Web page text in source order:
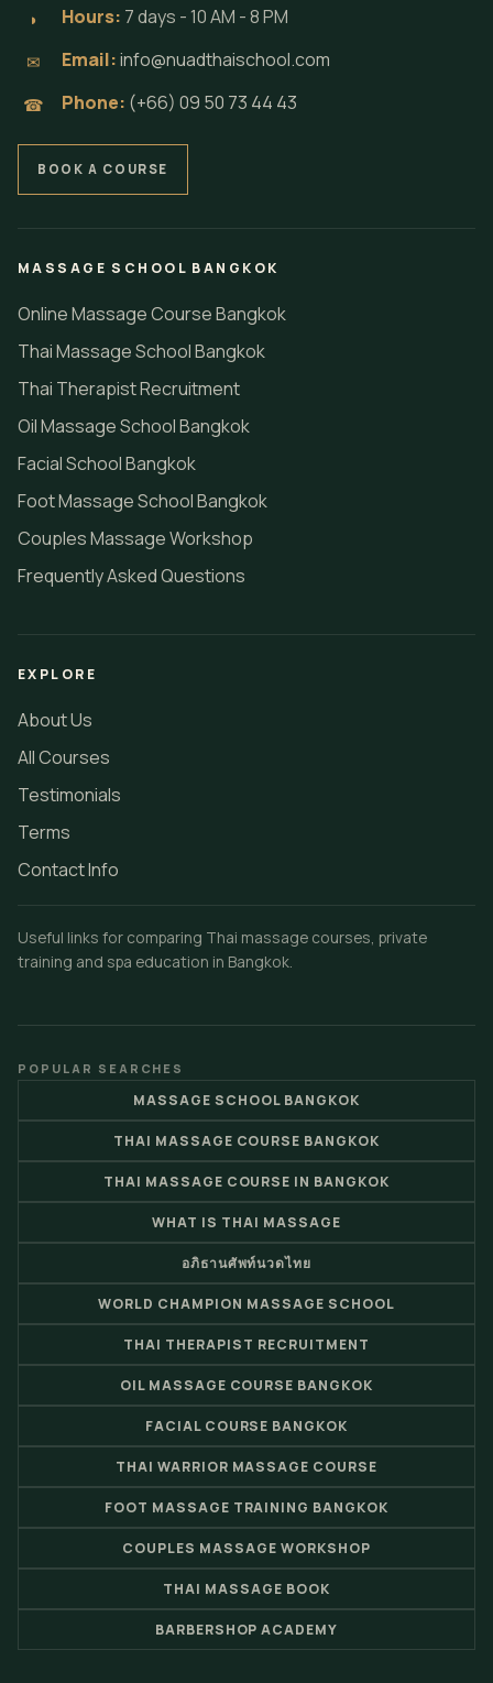
◗ Hours: 7 days - 10 AM - 8 PM
✉ Email:info@nuadthaischool.com
☎ Phone: (+66) 09 50 73 44 43
BOOK A COURSE
MASSAGE SCHOOL BANGKOK
Online Massage Course Bangkok
Thai Massage School Bangkok
Thai Therapist Recruitment
Oil Massage School Bangkok
Facial School Bangkok
Foot Massage School Bangkok
Couples Massage Workshop
Frequently Asked Questions
EXPLORE
About Us
All Courses
Testimonials
Terms
Contact Info
Useful links for comparing Thai massage courses, private
training and spa education in Bangkok.
POPULAR SEARCHES
MASSAGE SCHOOL BANGKOK
THAI MASSAGE COURSE BANGKOK
THAI MASSAGE COURSE IN BANGKOK
WHAT IS THAI MASSAGE
อภิธานศัพท์นวดไทย
WORLD CHAMPION MASSAGE SCHOOL
THAI THERAPIST RECRUITMENT
OIL MASSAGE COURSE BANGKOK
FACIAL COURSE BANGKOK
THAI WARRIOR MASSAGE COURSE
FOOT MASSAGE TRAINING BANGKOK
COUPLES MASSAGE WORKSHOP
THAI MASSAGE BOOK
BARBERSHOP ACADEMY